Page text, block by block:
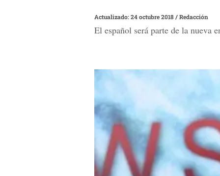
Actualizado: 24 octubre 2018/Redacción
El español será parte de la nueva